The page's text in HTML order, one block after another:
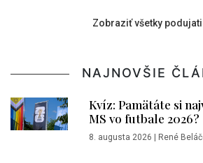
Zobraziť všetky
NAJNOVŠIE
Kvíz: Pamätáte si
MS vo futbale 2026?
8. augusta 2026 René